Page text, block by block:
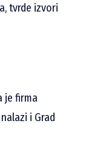
tvrde izvori
je firma
i Grad